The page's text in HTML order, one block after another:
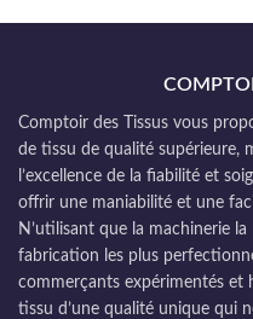
Comptoir des Tissus vous
de tissu de qualité supérieure,
l’excellence de la fiabilité et
offrir une maniabilité et une
N’utilisant que la machinerie
fabrication les plus
commerçants expérimentés et
tissu d’une qualité unique qui